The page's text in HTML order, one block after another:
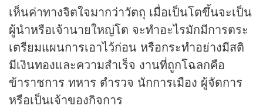
เห็นค่าทางจิตใจมากว่าวัตถุ เมื่อเป็นโตขึ้นจะเป็น
ผู้นำหรือเจ้านายใหญ่โต จะทำอะไรมักมีการตระ
เตรียมแผนการเอาไว้ก่อน หรือกระทำอย่างมีสติ
มีเงินทองและความสำเร็จ งานที่ถูกโฉลกคือ
ข้าราชการ ทหาร ตำรวจ นักการเมือง ผู้จัดการ
หรือเป็นเจ้าของกิจการ